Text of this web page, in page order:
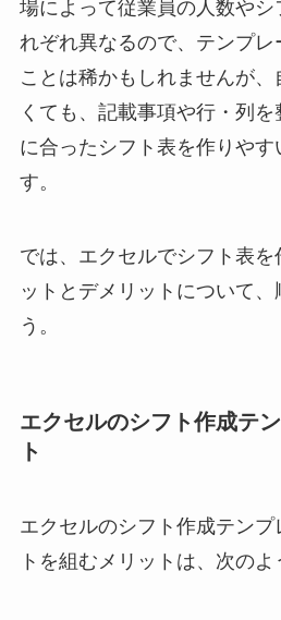
場によって従業員の人数や
れぞれ異なるので、テンプレ
ことは稀かもしれませんが
くても、記載事項や行・列
に合ったシフト表を作りやす
す。
では、エクセルでシフト表を
ットとデメリットについて、
う。
エクセルのシフト作成テ
ト
エクセルのシフト作成テン
トを組むメリットは、次のよ